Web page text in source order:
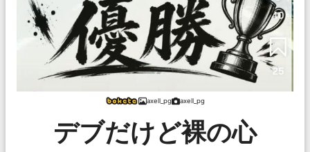
axell_pg axell_pg
デブだけど裸の心